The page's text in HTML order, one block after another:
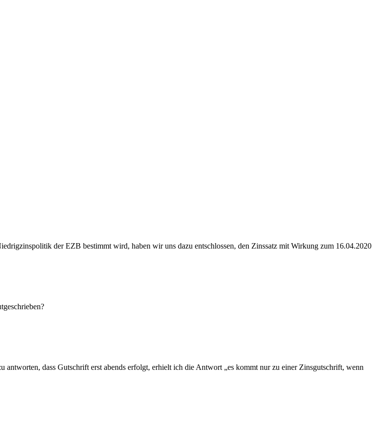
der EZB bestimmt wird, haben wir uns dazu entschlossen, den Zinssatz mit Wirkung zum 16.04.2020
dass Gutschrift erst abends erfolgt, erhielt ich die Antwort „es kommt nur zu einer Zinsgutschrift, wenn